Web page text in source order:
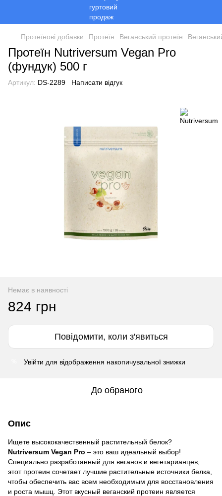
Протеїнові добавки Протеїн Веганський протеїн
Протеїн Nutriversum Vegan Pro
(фундук) 500 г
Артикул: DS-2289 Написати відгук
Немає в наявності
824 грн
Повідомити, коли з'явиться
Увійти для відображення накопичувальної знижки
До обраного
Опис
Ищете высококачественный растительный белок?
Nutriversum Vegan Pro – это ваш идеальный выбор!
Специально разработанный для веганов и вегетарианцев,
этот протеин сочетает лучшие растительные источники белка,
чтобы обеспечить вас всем необходимым для восстановления
и роста мышц. Этот вкусный веганский протеин является